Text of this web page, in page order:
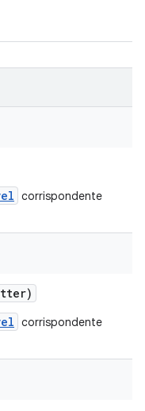
corrispondente
corrispondente